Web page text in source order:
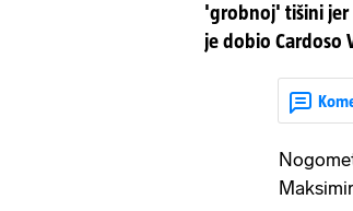
'grobnoj' tišini jer
je dobio Cardoso